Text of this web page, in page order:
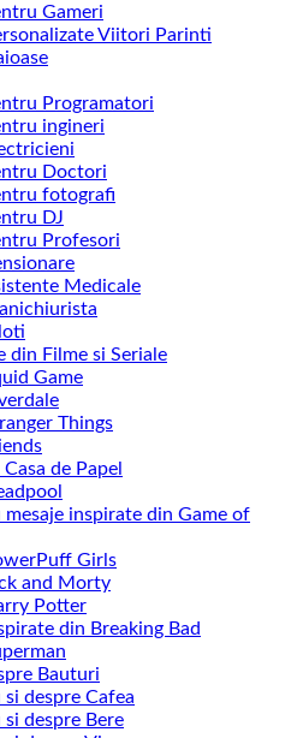
Gameri
Viitori Parinti
Programatori
ingineri
Doctori
fotografi
DJ
Profesori
Medicale
din Filme si Seriale
Game
Things
de Papel
mesaje inspirate din Game of
Girls
and Morty
Potter
din Breaking Bad
Bauturi
despre Cafea
despre Bere